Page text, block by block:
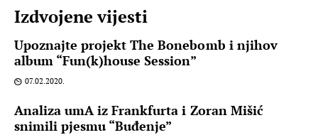
Izdvojene vijesti
Upoznajte projekt The Bonebomb i njihov
album “Fun(k)house Session”
07.02.2020.
Analiza umA iz Frankfurta i Zoran Mišić
snimili pjesmu “Buđenje”